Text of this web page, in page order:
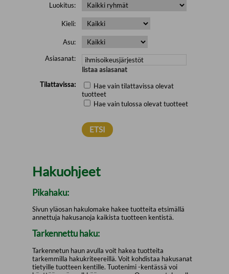
Luokitus:
Kieli:
Asu:
Asiasanat:
listaa asiasanat
Tilattavissa:
Hae vain tilattavissa olevat
tuotteet
Hae vain tulossa olevat tuotteet
Hakuohjeet
Pikahaku:
Sivun yläosan hakulomake hakee tuotteita etsimällä
annettuja hakusanoja kaikista tuotteen kentistä.
Tarkennettu haku:
Tarkennetun haun avulla voit hakea tuotteita
tarkemmilla hakukriteereillä. Voit kohdistaa hakusanat
tietyille tuotteen kentille. Tuotenimi -kentässä voi